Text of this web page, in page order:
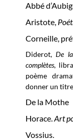
Abbé
Aristote,
Corneille,
Diderot,De
complètes,
poème
donner un titre
De la Mothe
Horace.Art
Vossius.